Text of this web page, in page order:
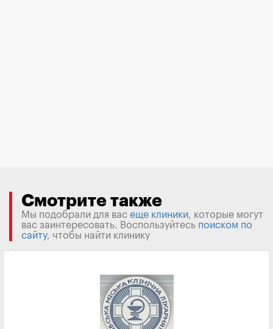
Смотрите также
Мы подобрали для вас еще клиники, которые могут
вас заинтересовать. Воспользуйтесь поиском по
сайту, чтобы найти клинику